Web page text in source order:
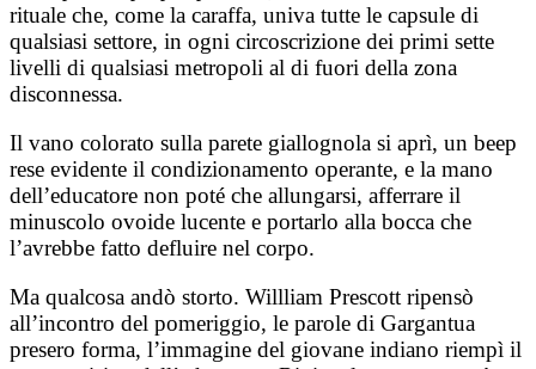
rituale che, come la caraffa, univa tutte le capsule di
qualsiasi settore, in ogni circoscrizione dei primi sette
livelli di qualsiasi metropoli al di fuori della zona
disconnessa.
Il vano colorato sulla parete giallognola si aprì, un beep
rese evidente il condizionamento operante, e la mano
dell’educatore non poté che allungarsi, afferrare il
minuscolo ovoide lucente e portarlo alla bocca che
l’avrebbe fatto defluire nel corpo.
Ma qualcosa andò storto. Willliam Prescott ripensò
all’incontro del pomeriggio, le parole di Gargantua
presero forma, l’immagine del giovane indiano riempì il